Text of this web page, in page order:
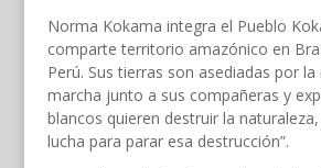
Norma Kokama integra el Pueblo
comparte territorio amazónico en
Perú. Sus tierras son asediadas por
marcha junto a sus compañeras y
blancos quieren destruir la
lucha para parar esa destrucción”.